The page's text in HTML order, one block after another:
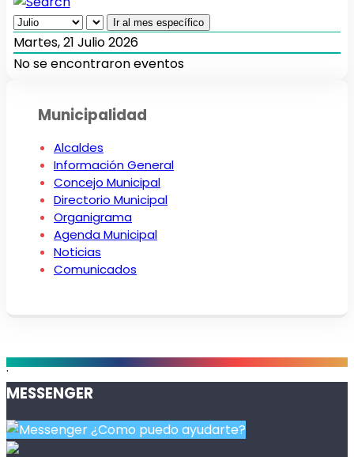
Ir al mes específico
Martes, 21 Julio 2026
No se encontraron eventos
Municipalidad
Alcaldes
Información General
Concejo Municipal
Directorio Municipal
Organigrama
Agenda Municipal
Noticias
Comunicados
.
MESSENGER
¿Como puedo ayudarte?